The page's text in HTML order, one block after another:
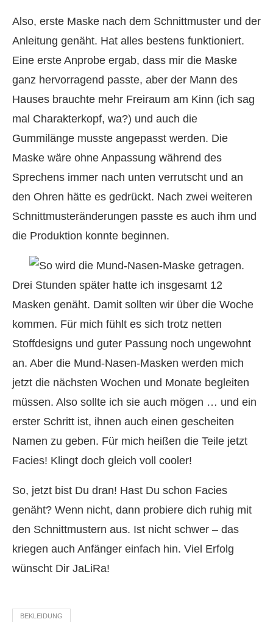
Also, erste Maske nach dem Schnittmuster und der
Anleitung genäht. Hat alles bestens funktioniert.
Eine erste Anprobe ergab, dass mir die Maske
ganz hervorragend passte, aber der Mann des
Hauses brauchte mehr Freiraum am Kinn (ich sag
mal Charakterkopf, wa?) und auch die
Gummilänge musste angepasst werden. Die
Maske wäre ohne Anpassung während des
Sprechens immer nach unten verrutscht und an
den Ohren hätte es gedrückt. Nach zwei weiteren
Schnittmusteränderungen passte es auch ihm und
die Produktion konnte beginnen.
Drei Stunden später hatte ich insgesamt 12
Masken genäht. Damit sollten wir über die Woche
kommen. Für mich fühlt es sich trotz netten
Stoffdesigns und guter Passung noch ungewohnt
an. Aber die Mund-Nasen-Masken werden mich
jetzt die nächsten Wochen und Monate begleiten
müssen. Also sollte ich sie auch mögen … und ein
erster Schritt ist, ihnen auch einen gescheiten
Namen zu geben. Für mich heißen die Teile jetzt
Facies! Klingt doch gleich voll cooler!
So, jetzt bist Du dran! Hast Du schon Facies
genäht? Wenn nicht, dann probiere dich ruhig mit
den Schnittmustern aus. Ist nicht schwer – das
kriegen auch Anfänger einfach hin. Viel Erfolg
wünscht Dir JaLiRa!
BEKLEIDUNG